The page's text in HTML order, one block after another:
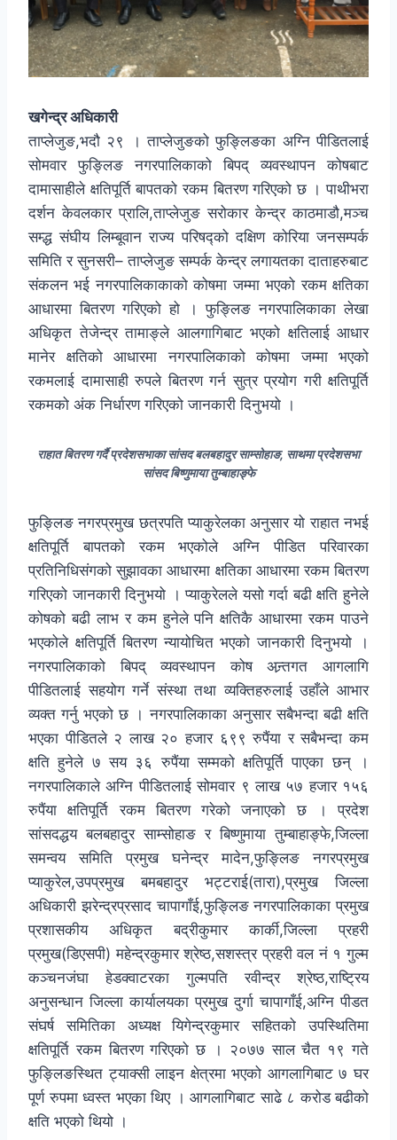
खगेन्द्र अधिकारी
ताप्लेजुङ,भदौ २९ । ताप्लेजुङको फुङ्लिङका अग्नि पीडितलाई
सोमवार फुङ्लिङ नगरपालिकाको बिपद् व्यवस्थापन कोषबाट
दामासाहीले क्षतिपूर्ति बापतको रकम बितरण गरिएको छ । पाथीभरा
दर्शन केवलकार प्रालि,ताप्लेजुङ सरोकार केन्द्र काठमाडौ,मञ्च
सम्द्ध संघीय लिम्बूवान राज्य परिषद्को दक्षिण कोरिया जनसम्पर्क
समिति र सुनसरी– ताप्लेजुङ सम्पर्क केन्द्र लगायतका दाताहरुबाट
संकलन भई नगरपालिकाकाको कोषमा जम्मा भएको रकम क्षतिका
आधारमा बितरण गरिएको हो । फुङ्लिङ नगरपालिकाका लेखा
अधिकृत तेजेन्द्र तामाङ्ले आलगागिबाट भएको क्षतिलाई आधार
मानेर क्षतिको आधारमा नगरपालिकाको कोषमा जम्मा भएको
रकमलाई दामासाही रुपले बितरण गर्न सुत्र प्रयोग गरी क्षतिपूर्ति
रकमको अंक निर्धारण गरिएको जानकारी दिनुभयो ।
राहात बितरण गर्दै प्रदेशसभाका सांसद बलबहादुर साम्सोहाङ, साथमा प्रदेशसभा
सांसद बिष्णुमाया तुम्बाहाङ्फे
फुङ्लिङ नगरप्रमुख छत्रपति प्याकुरेलका अनुसार यो राहात नभई
क्षतिपूर्ति बापतको रकम भएकोले अग्नि पीडित परिवारका
प्रतिनिधिसंगको सुझावका आधारमा क्षतिका आधारमा रकम बितरण
गरिएको जानकारी दिनुभयो । प्याकुरेलले यसो गर्दा बढी क्षति हुनेले
कोषको बढी लाभ र कम हुनेले पनि क्षतिकै आधारमा रकम पाउने
भएकोले क्षतिपूर्ति बितरण न्यायोचित भएको जानकारी दिनुभयो ।
नगरपालिकाको बिपद् व्यवस्थापन कोष अन्र्तगत आगलागि
पीडितलाई सहयोग गर्ने संस्था तथा व्यक्तिहरुलाई उहाँले आभार
व्यक्त गर्नु भएको छ । नगरपालिकाका अनुसार सबैभन्दा बढी क्षति
भएका पीडितले २ लाख २० हजार ६९९ रुपैंया र सबैभन्दा कम
क्षति हुनेले ७ सय ३६ रुपैंया सम्मको क्षतिपूर्ति पाएका छन् ।
नगरपालिकाले अग्नि पीडितलाई सोमवार ९ लाख ५७ हजार १५६
रुपैंया क्षतिपूर्ति रकम बितरण गरेको जनाएको छ । प्रदेश
सांसदद्धय बलबहादुर साम्सोहाङ र बिष्णुमाया तुम्बाहाङ्फे,जिल्ला
समन्वय समिति प्रमुख घनेन्द्र मादेन,फुङ्लिङ नगरप्रमुख
प्याकुरेल,उपप्रमुख बमबहादुर भट्टराई(तारा),प्रमुख जिल्ला
अधिकारी झरेन्द्रप्रसाद चापागाँई,फुङ्लिङ नगरपालिकाका प्रमुख
प्रशासकीय अधिकृत बद्रीकुमार कार्की,जिल्ला प्रहरी
प्रमुख(डिएसपी) महेन्द्रकुमार श्रेष्ठ,सशस्त्र प्रहरी वल नं १ गुल्म
कञ्चनजंघा हेडक्वाटरका गुल्मपति रवीन्द्र श्रेष्ठ,राष्ट्रिय
अनुसन्धान जिल्ला कार्यालयका प्रमुख दुर्गा चापागाँई,अग्नि पीडत
संघर्ष समितिका अध्यक्ष यिगेन्द्रकुमार सहितको उपस्थितिमा
क्षतिपूर्ति रकम बितरण गरिएको छ । २०७७ साल चैत १९ गते
फुङ्लिङस्थित ट्याक्सी लाइन क्षेत्रमा भएको आगलागिबाट ७ घर
पूर्ण रुपमा ध्वस्त भएका थिए । आगलागिबाट साढे ८ करोड बढीको
क्षति भएको थियो ।